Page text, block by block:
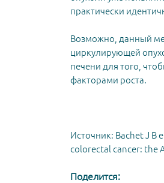
практически
Возможно, данный
циркулирующей
печени для того,
факторами роста.
Источник: Bachet J
colorectal cancer: the
Поделится: